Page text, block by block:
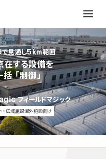
見通し5km範囲
在する設備を
括「制御」
フィールドマジック
・広域施設屋外施設向け